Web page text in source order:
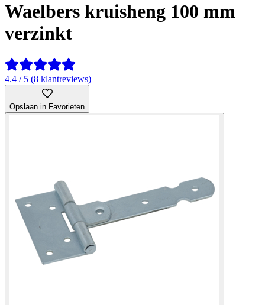
Waelbers kruisheng 100 mm
verzinkt
4.4 / 5 (8 klantreviews)
Opslaan in Favorieten